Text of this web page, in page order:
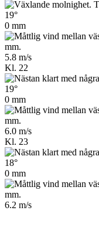
19°
0 mm
5.8 m/s
Kl. 22
19°
0 mm
6.0 m/s
Kl. 23
18°
0 mm
6.2 m/s